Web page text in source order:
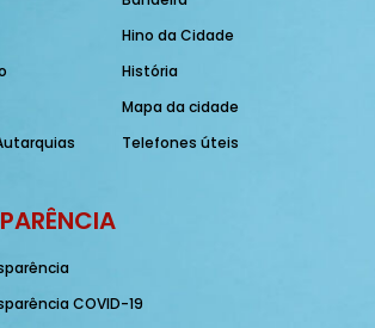
Hino da Cidade
História
Mapa da cidade
Telefones úteis
COVID-19